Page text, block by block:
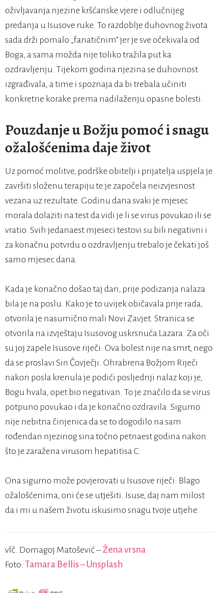
oživljavanja njezine kršćanske vjere i odlučnijeg
predanja u Isusove ruke. To razdoblje duhovnog života
sada drži pomalo „fanatičnim“ jer je sve očekivala od
Boga, a sama možda nije toliko tražila put ka
ozdravljenju. Tijekom godina njezina se duhovnost
izgrađivala, a time i spoznaja da bi trebala učiniti
konkretne korake prema nadilaženju opasne bolesti.
Pouzdanje u Božju pomoć i snagu
ožalošćenima daje život
Uz pomoć molitve, podrške obitelji i prijatelja uspjela je
završiti složenu terapiju te je započela neizvjesnost
vezana uz rezultate. Godinu dana svaki je mjesec
morala dolaziti na test da vidi je li se virus povukao ili se
vratio. Svih jedanaest mjeseci testovi su bili negativni i
za konačnu potvrdu o ozdravljenju trebalo je čekati još
samo mjesec dana.
Kada je konačno došao taj dan, prije podizanja nalaza
bila je na poslu. Kako je to uvijek običavala prije rada,
otvorila je nasumično mali Novi Zavjet. Stranica se
otvorila na izvještaju Isusovog uskrsnuća Lazara. Za oči
su joj zapele Isusove riječi: Ova bolest nije na smrt, nego
da se proslavi Sin Čovječji. Ohrabrena Božjom Riječi
nakon posla krenula je podići posljednji nalaz koji je,
Bogu hvala, opet bio negativan. To je značilo da se virus
potpuno povukao i da je konačno ozdravila. Sigurno
nije nebitna činjenica da se to dogodilo na sam
rođendan njezinog sina točno petnaest godina nakon
što je zaražena virusom hepatitisa C.
Ona sigurno može povjerovati u Isusove riječi: Blago
ožalošćenima, oni će se utješiti. Isuse, daj nam milost
da i mi u našem životu iskusimo snagu tvoje utjehe.
vlč. Domagoj Matošević –Žena vrsna
Foto: Tamara Bellis – Unsplash